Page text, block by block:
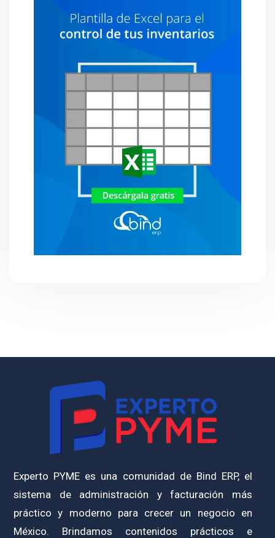
Experto PYME es una comunidad de Bind ERP, el
sistema de administración y facturación más
práctico y moderno para crecer un negocio en
México. Brindamos contenidos prácticos e